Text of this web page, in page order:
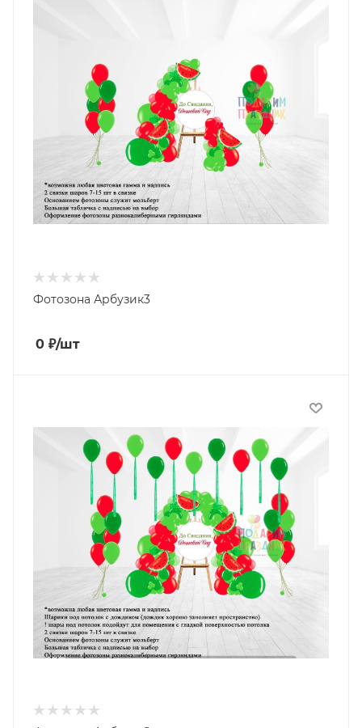
Фотозона Арбузик3
0 ₽/шт